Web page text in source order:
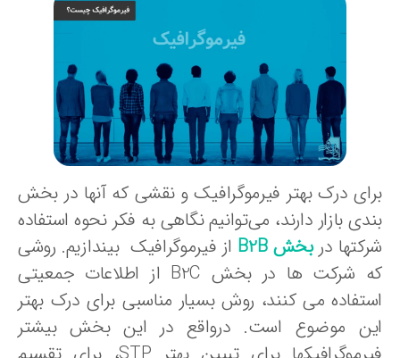
درک بهتر فیرموگرافیک و نقشی که آنها در بخش
بازار دارند، می‌توانیم نگاهی به فکر نحوه استفاده
در بخش B2B
از فیرموگرافیک بیندازیم. روشی
که شرکت ها در بخش B2C از اطلاعات جمعیتی
می کنند، روش بسیار مناسبی برای درک بهتر
موضوع است. درواقع در این بخش بیشتر